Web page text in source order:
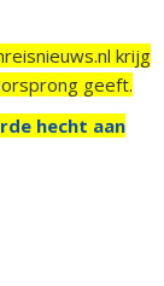
krijg
geeft.
hecht aan